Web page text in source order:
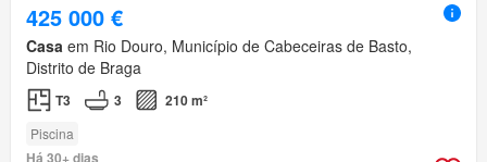
425 000 €
Casa em Rio Douro, Município de Cabeceiras de Basto,
Distrito de Braga
T3 3 210 m²
Piscina
Há 30+ dias